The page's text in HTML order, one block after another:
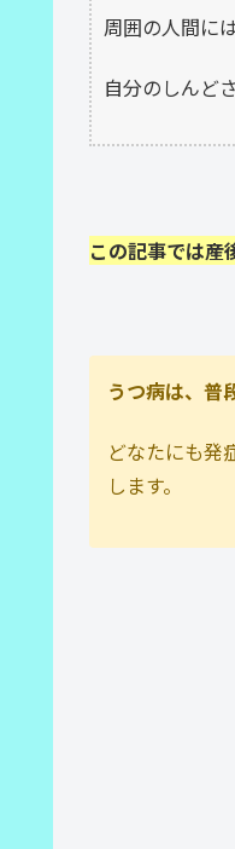
周囲の人間に
自分のしんど
この記事では産
うつ病は、普
どなたにも発
します。